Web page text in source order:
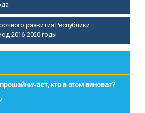
развития Республики
2016-2020 годы
кто в этом виноват?